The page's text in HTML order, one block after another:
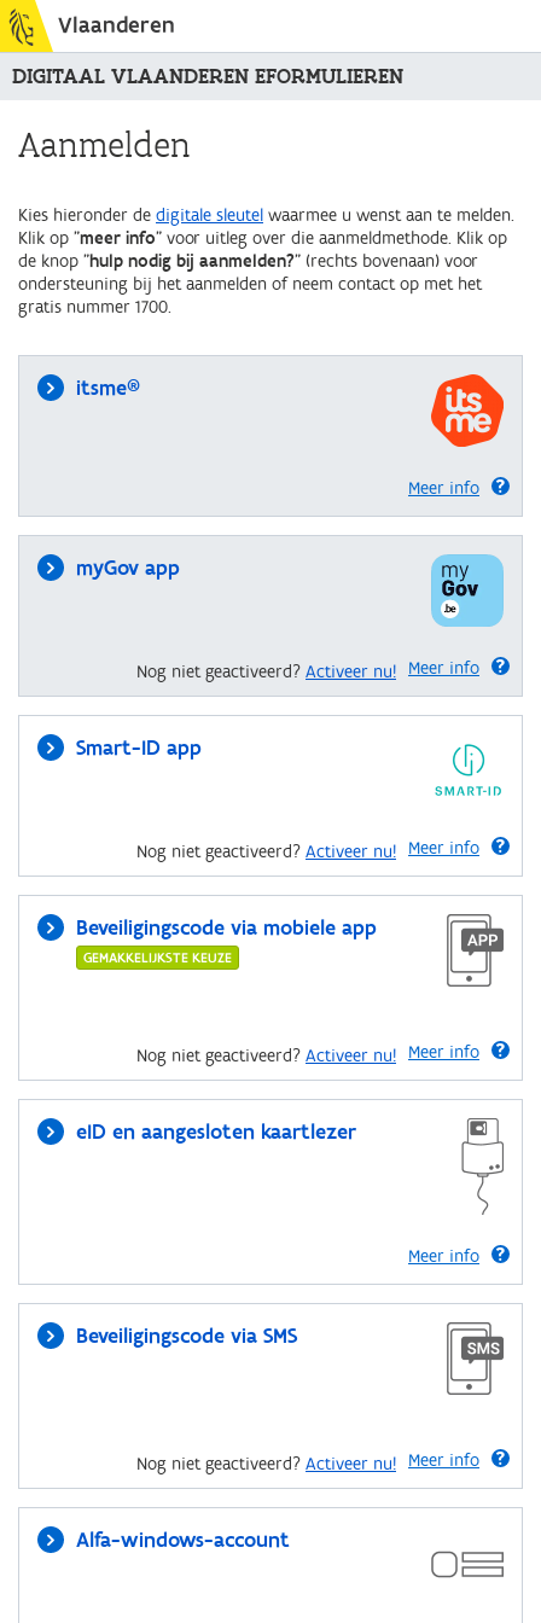
Vlaanderen
DIGITAAL VLAANDEREN EFORMULIEREN
Aanmelden
Kies hieronder de digitale sleutel waarmee u wenst aan te melden.
Klik op "meer info" voor uitleg over die aanmeldmethode. Klik op
de knop "hulp nodig bij aanmelden?" (rechts bovenaan) voor
ondersteuning bij het aanmelden of neem contact op met het
gratis nummer 1700.
itsme®
Meer info
myGov app
Meer info
Nog niet geactiveerd? Activeer nu!
Smart-ID app
Meer info
Nog niet geactiveerd? Activeer nu!
Beveiligingscode via mobiele app
GEMAKKELIJKSTE KEUZE
Meer info
Nog niet geactiveerd? Activeer nu!
eID en aangesloten kaartlezer
Meer info
Beveiligingscode via SMS
Meer info
Nog niet geactiveerd? Activeer nu!
Alfa-windows-account